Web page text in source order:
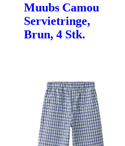
Muubs Camou
Servietringe,
Brun, 4 Stk.